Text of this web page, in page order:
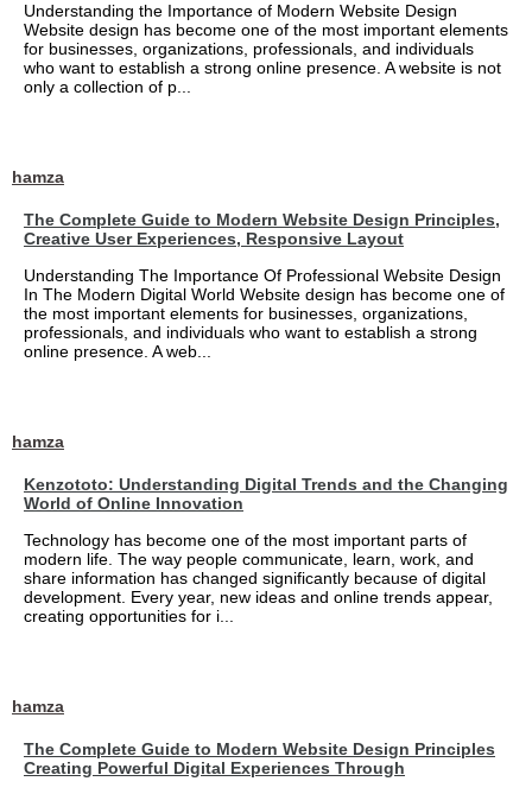
Understanding the Importance of Modern Website Design
Website design has become one of the most important elements
for businesses, organizations, professionals, and individuals
who want to establish a strong online presence. A website is not
only a collection of p...
hamza
The Complete Guide to Modern Website Design Principles,
Creative User Experiences, Responsive Layout
Understanding The Importance Of Professional Website Design
In The Modern Digital World Website design has become one of
the most important elements for businesses, organizations,
professionals, and individuals who want to establish a strong
online presence. A web...
hamza
Kenzototo: Understanding Digital Trends and the Changing
World of Online Innovation
Technology has become one of the most important parts of
modern life. The way people communicate, learn, work, and
share information has changed significantly because of digital
development. Every year, new ideas and online trends appear,
creating opportunities for i...
hamza
The Complete Guide to Modern Website Design Principles
Creating Powerful Digital Experiences Through